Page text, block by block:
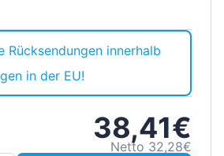
Rücksendungen innerhalb
in der EU!
38,41€
Netto 32,28€